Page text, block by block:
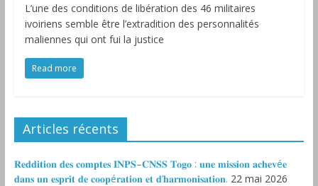
L’une des conditions de libération des 46 militaires
ivoiriens semble être l’extradition des personnalités
maliennes qui ont fui la justice
Read more
Articles récents
𝐑𝐞𝐝𝐝𝐢𝐭𝐢𝐨𝐧 𝐝𝐞𝐬 𝐜𝐨𝐦𝐩𝐭𝐞𝐬 𝐈𝐍𝐏𝐒–𝐂𝐍𝐒𝐒 𝐓𝐨𝐠𝐨 : 𝐮𝐧𝐞 𝐦𝐢𝐬𝐬𝐢𝐨𝐧 𝐚𝐜𝐡𝐞𝐯é𝐞
𝐝𝐚𝐧𝐬 𝐮𝐧 𝐞𝐬𝐩𝐫𝐢𝐭 𝐝𝐞 𝐜𝐨𝐨𝐩é𝐫𝐚𝐭𝐢𝐨𝐧 𝐞𝐭 𝐝’𝐡𝐚𝐫𝐦𝐨𝐧𝐢𝐬𝐚𝐭𝐢𝐨𝐧. 22 mai 2026